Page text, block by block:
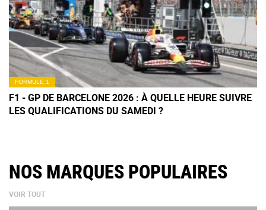
FORMULE 1
F1 - GP DE BARCELONE 2026 : À QUELLE HEURE SUIVRE
LES QUALIFICATIONS DU SAMEDI ?
NOS MARQUES POPULAIRES
VOIR TOUT